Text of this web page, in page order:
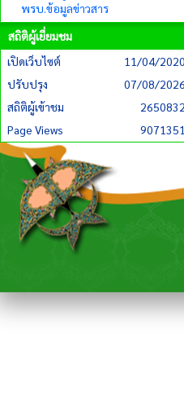
พรบ.ข้อมูลข่าวสาร
สถิติผู้เยี่ยมชม
เปิดเว็บไซต์
11/04/2020
ปรับปรุง
07/08/2026
สถิติผู้เข้าชม
2650832
Page Views
9071351